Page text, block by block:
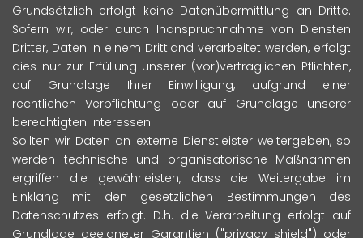
Grundsätzlich erfolgt keine Datenübermittlung an Dritte.
Sofern wir, oder durch Inanspruchnahme von Diensten
Dritter, Daten in einem Drittland verarbeitet werden, erfolgt
dies nur zur Erfüllung unserer (vor)vertraglichen Pflichten,
auf Grundlage Ihrer Einwilligung, aufgrund einer
rechtlichen Verpflichtung oder auf Grundlage unserer
berechtigten Interessen.
Sollten wir Daten an externe Dienstleister weitergeben, so
werden technische und organisatorische Maßnahmen
ergriffen die gewährleisten, dass die Weitergabe im
Einklang mit den gesetzlichen Bestimmungen des
Datenschutzes erfolgt. D.h. die Verarbeitung erfolgt auf
Grundlage geeigneter Garantien ("privacy shield") oder